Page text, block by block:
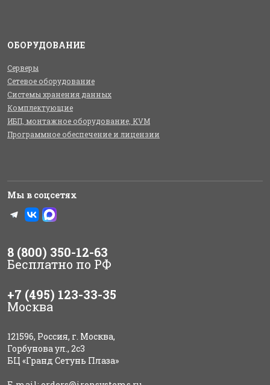
ОБОРУДОВАНИЕ
Серверы
Сетевое оборудование
Системы хранения данных
Комплектующие
ИБП, монтажное оборудование, KVM
Программное обеспечение и лицензии
Мы в соцсетях
8 (800) 350-12-63
Бесплатно по РФ
+7 (495) 123-33-35
Москва
121596, Россия, г. Москва,
Горбунова ул., 2с3
БЦ «Гранд Сетунь Плаза»